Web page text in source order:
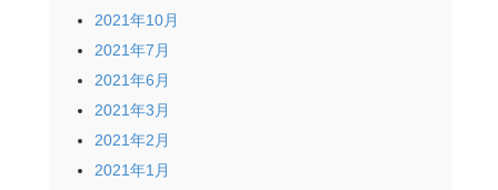
2021年10月
2021年7月
2021年6月
2021年3月
2021年2月
2021年1月